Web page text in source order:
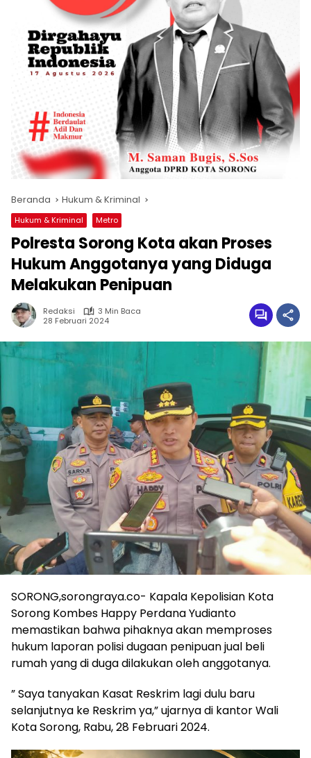
Beranda Hukum & Kriminal
Hukum & Kriminal Metro
Polresta Sorong Kota akan Proses
Hukum Anggotanya yang Diduga
Melakukan Penipuan
Redaksi
3 Min Baca
28 Februari 2024
SORONG,sorongraya.co- Kapala Kepolisian Kota
Sorong Kombes Happy Perdana Yudianto
memastikan bahwa pihaknya akan memproses
hukum laporan polisi dugaan penipuan jual beli
rumah yang di duga dilakukan oleh anggotanya.
” Saya tanyakan Kasat Reskrim lagi dulu baru
selanjutnya ke Reskrim ya,” ujarnya di kantor Wali
Kota Sorong, Rabu, 28 Februari 2024.